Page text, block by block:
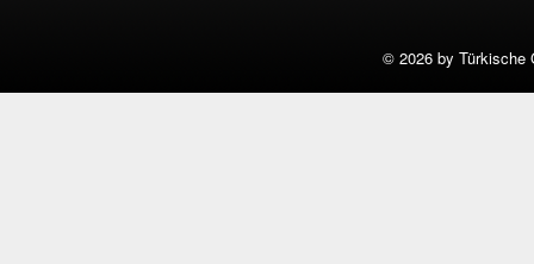
© 2026 by Türkische